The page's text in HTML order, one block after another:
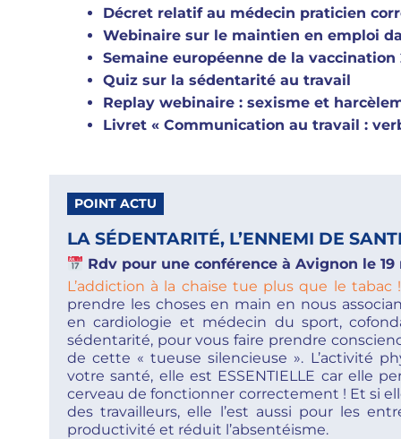
Décret relatif au médecin praticien
Webinaire sur le maintien en emploi
Semaine européenne de la vaccination
Quiz sur la sédentarité au travail
Replay webinaire : sexisme et
Livret « Communication au travail :
POINT ACTU
LA SÉDENTARITÉ, L’ENNEMI DE
Rdv pour une conférence à Avignon le 19
L’addiction à la chaise tue plus que le tabac
prendre les choses en main en nous
en cardiologie et médecin du sport,
sédentarité, pour vous faire prendre
de cette « tueuse silencieuse ». L’activité
votre santé, elle est ESSENTIELLE car elle
cerveau de fonctionner correctement ! Et si
des travailleurs, elle l’est aussi pour les
productivité et réduit l’absentéisme.